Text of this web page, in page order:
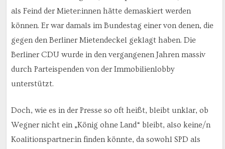
als Feind der Mieter:innen hätte demaskiert werden
können. Er war damals im Bundestag einer von denen, die
gegen den Berliner Mietendeckel geklagt haben. Die
Berliner CDU wurde in den vergangenen Jahren massiv
durch Parteispenden von der Immobilienlobby
unterstützt.
Doch, wie es in der Presse so oft heißt, bleibt unklar, ob
Wegner nicht ein „König ohne Land“ bleibt, also keine/n
Koalitionspartner:in finden könnte, da sowohl SPD als